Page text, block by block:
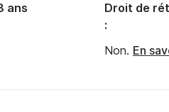
ans
Droit de
:
Non. En